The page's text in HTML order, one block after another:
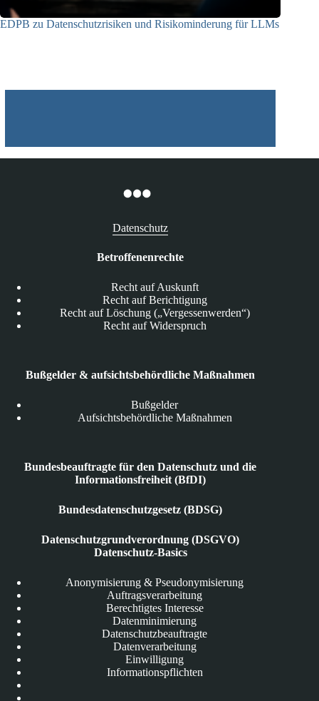
EDPB zu Datenschutzrisiken und Risikominderung für LLMs
Datenschutz
Betroffenenrechte
Recht auf Auskunft
Recht auf Berichtigung
Recht auf Löschung („Vergessenwerden“)
Recht auf Widerspruch
Bußgelder & aufsichtsbehördliche Maßnahmen
Bußgelder
Aufsichtsbehördliche Maßnahmen
Bundesbeauftragte für den Datenschutz und die
Informationsfreiheit (BfDI)
Bundesdatenschutzgesetz (BDSG)
Datenschutzgrundverordnung (DSGVO)
Datenschutz-Basics
Anonymisierung & Pseudonymisierung
Auftragsverarbeitung
Berechtigtes Interesse
Datenminimierung
Datenschutzbeauftragte
Datenverarbeitung
Einwilligung
Informationspflichten